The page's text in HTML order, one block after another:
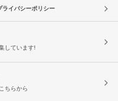
ライバシーポリシー
しています!
ちらから